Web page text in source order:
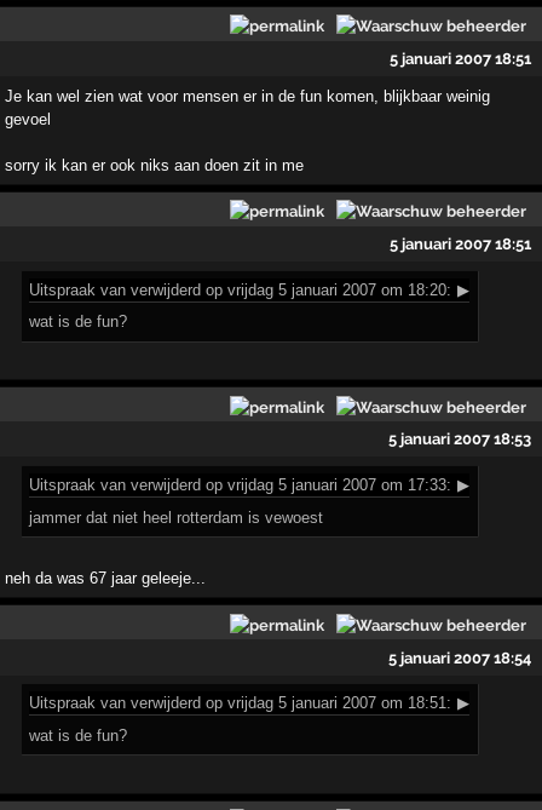
5 januari 2007 18:51
Je kan wel zien wat voor mensen er in de fun komen, blijkbaar weinig
gevoel
sorry ik kan er ook niks aan doen zit in me
5 januari 2007 18:51
Uitspraak van verwijderd op vrijdag 5 januari 2007 om 18:20: ▶
wat is de fun?
5 januari 2007 18:53
Uitspraak van verwijderd op vrijdag 5 januari 2007 om 17:33: ▶
jammer dat niet heel rotterdam is vewoest
neh da was 67 jaar geleeje...
5 januari 2007 18:54
Uitspraak van verwijderd op vrijdag 5 januari 2007 om 18:51: ▶
wat is de fun?